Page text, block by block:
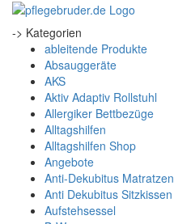
-> Kategorien
ableitende Produkte
Absauggeräte
AKS
Aktiv Adaptiv Rollstuhl
Allergiker Bettbezüge
Alltagshilfen
Alltagshilfen Shop
Angebote
Anti-Dekubitus Matratzen
Anti Dekubitus Sitzkissen
Aufstehsessel